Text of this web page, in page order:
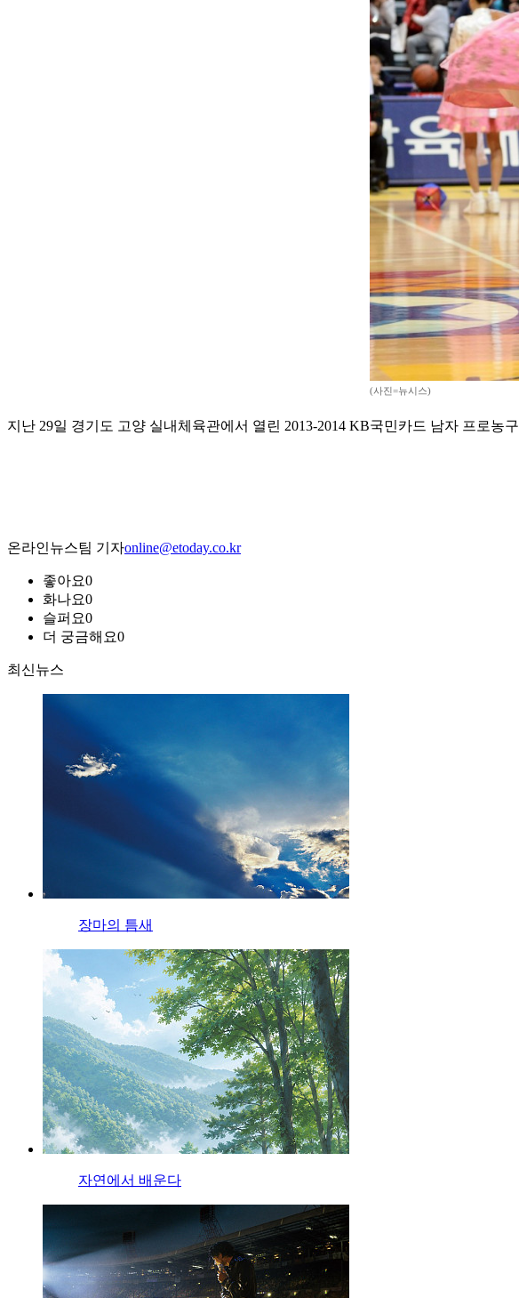
(사진=뉴시스)
지난 29일 경기도 고양 실내체육관에서 열린 2013-2014 KB국민카드 남자 프로
온라인뉴스팀 기자online@etoday.co.kr
좋아요0
화나요0
슬퍼요0
더 궁금해요0
최신뉴스
장마의 틈새
자연에서 배운다